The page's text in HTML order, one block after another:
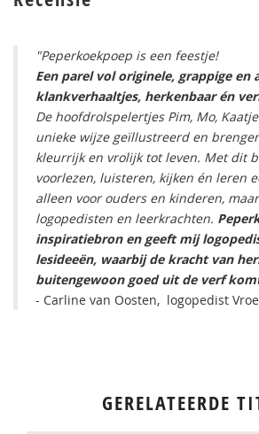
"Peperkoekpoep is een feestje!
Een parel vol originele, grappige
klankverhaaltjes, herkenbaar én
De hoofdrolspelertjes Pim, Mo,
unieke wijze geïllustreerd en
kleurrijk en vrolijk tot leven. Met dit
voorlezen, luisteren, kijken én leren
alleen voor ouders en kinderen,
logopedisten en leerkrachten.
inspiratiebron en geeft mij
lesideeën, waarbij de kracht van
buitengewoon goed uit de verf
- Carline van Oosten, logopedist
GERELATEERDE